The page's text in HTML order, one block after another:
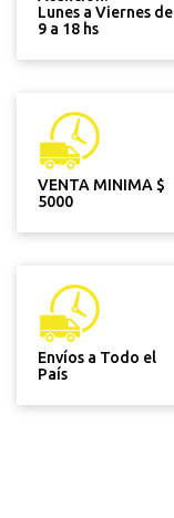
Lunes a Viernes de
9 a 18 hs
VENTA MINIMA $
5000
Envíos a Todo el
País